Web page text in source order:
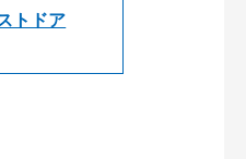
トドア